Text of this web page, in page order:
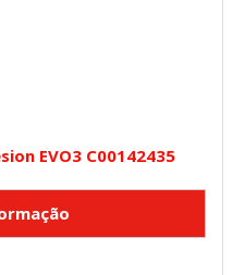
EVO3 C00142435